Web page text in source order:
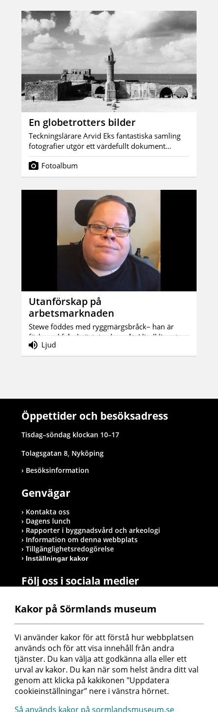
En globetrotters bilder
Teckningslärare Arvid Eks fantastiska samling
fotografier utgör ett värdefullt dokument...
Fotoalbum
Utanförskap på
arbetsmarknaden
Stewe föddes med ryggmärgsbråck– han är
förlamad från bröstet och neråt. I ljudklippet...
Ljud
Öppettider och besöksadress
Tisdag–söndag klockan 10–17
Tolagsgatan 8, Nyköping
Besöksinformation
Genvägar
Kontakta oss
Dagens lunch
Rapporter i byggnadsvård och arkeologi
Information om denna webbplats
Tillgänglighetsredogörelse
Inställningar kakor
Följ oss i sociala medier
Postadress
Sörmlands museum
Box 314
611 26 Nyköping
Kakor på Sörmlands museum
Vi använder kakor för att förstå hur webbplatsen
används och för att visa innehåll från andra
tjänster. Du kan välja att godkänna alla eller ett
urval av kakor. Du kan när som helst ändra ditt val
genom att klicka på kakikonen "Uppdatera
cookieinställningar” nere i vänstra hörnet.
Så används kakor på sormlandsmuseum.se